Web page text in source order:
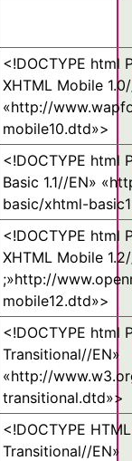
<!DOCTYPE html
XHTML Mobile
«http://
mobile10.dtd»>
<!DOCTYPE html
Basic 1.1//EN»
basic/xhtml-
<!DOCTYPE html
XHTML Mobile
;»http://
mobile12.dtd»>
<!DOCTYPE html
Transitional//EN»
«http://
transitional.dtd»>
<!DOCTYPE
Transitional//EN»